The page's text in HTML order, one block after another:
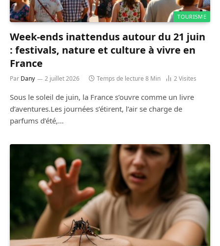
TOURISME
Week-ends inattendus autour du 21 juin
: festivals, nature et culture à vivre en
France
Par Dany 2 juillet 2026 Temps de lecture 8 Min 2Visites
Sous le soleil de juin, la France s’ouvre comme un livre
d’aventures.Les journées s’étirent, l’air se charge de
parfums d’été,…